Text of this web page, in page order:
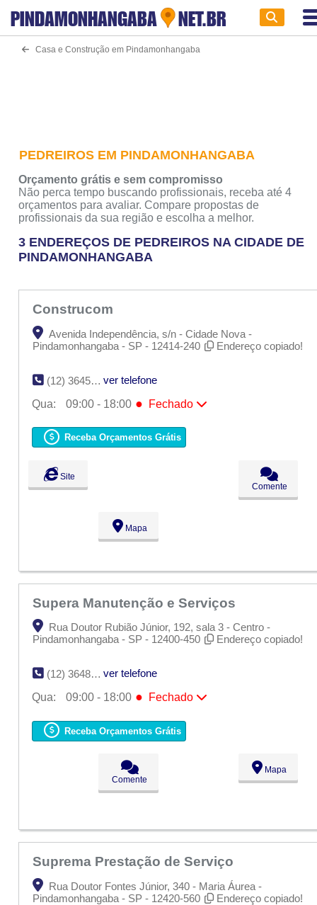
PINDAMONHANGABA NET.BR
Casa e Construção em Pindamonhangaba
PEDREIROS EM PINDAMONHANGABA
Orçamento grátis e sem compromisso
Não perca tempo buscando profissionais, receba até 4
orçamentos para avaliar. Compare propostas de
profissionais da sua região e escolha a melhor.
3 ENDEREÇOS DE PEDREIROS NA CIDADE DE
PINDAMONHANGABA
Construcom
Avenida Independência, s/n - Cidade Nova -
Pindamonhangaba - SP - 12414-240
Endereço copiado!
(12) 3645-3814
ver telefone
Qua:
09:00 - 18:00 ● Fechado
Ter:
09:00 - 18:00
Qua:
09:00 - 18:00 ●Fechado
Sex:
Sáb:
Fechado
Receba Orçamentos Grátis
Site
Comente
Mapa
Supera Manutenção e Serviços
Rua Doutor Rubião Júnior, 192, sala 3 - Centro -
Pindamonhangaba - SP - 12400-450
Endereço copiado!
(12) 3648-8076
ver telefone
Qua:
09:00 - 18:00 ● Fechado
Ter:
09:00 - 18:00
Qua:
09:00 - 18:00 ●Fechado
09:00 - 18:00
Fechado
Fechado
Receba Orçamentos Grátis
Comente
Mapa
Suprema Prestação de Serviço
Rua Doutor Fontes Júnior, 340 - Maria Áurea -
Pindamonhangaba - SP - 12420-560
Endereço copiado!